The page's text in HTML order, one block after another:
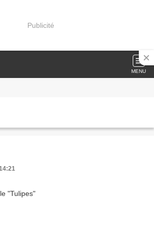
Publicité
MENU